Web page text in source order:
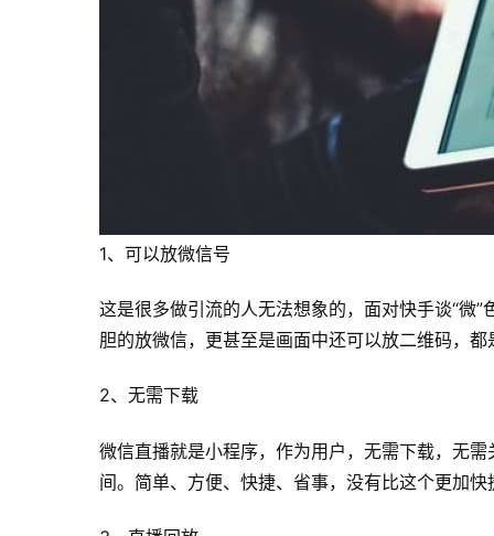
1、可以放微信号
这是很多做引流的人无法想象的，面对快手谈“微
胆的放微信，更甚至是画面中还可以放二维码，
2、无需下载
微信直播就是小程序，作为用户，无需下载，无
间。简单、方便、快捷、省事，没有比这个更加快